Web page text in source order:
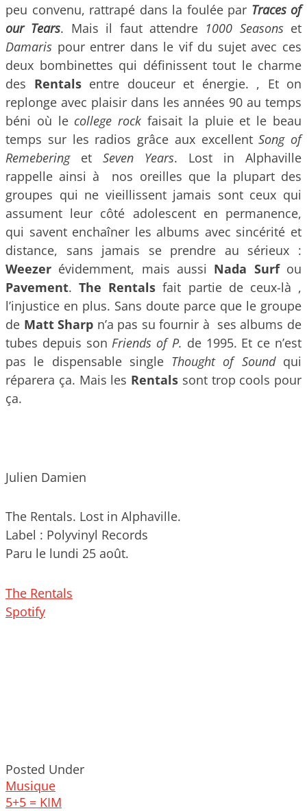
peu convenu, rattrapé dans la foulée par Traces of
our Tears. Mais il faut attendre 1000 Seasonset
Damaris pour entrer dans le vif du sujet avec ces
deux bombinettes qui définissent tout le charme
des Rentalsentre douceur et énergie. , Et on
replonge avec plaisir dans les années 90 au temps
béni où le college rock faisait la pluie et le beau
temps sur les radios grâce aux excellentSong of
Remeberinget Seven Years. Lost in Alphaville
rappelle ainsi à nos oreilles que la plupart des
groupes qui ne vieillissent jamais sont ceux qui
assument leur côté adolescent en permanence,
qui savent enchaîner les albums avec sincérité et
distance, sans jamais se prendre au sérieux :
Weezer évidemment, mais aussi Nada Surfou
Pavement.The Rentals fait partie de ceux-là ,
l’injustice en plus. Sans doute parce que le groupe
de Matt Sharp n’a pas su fournir à ses albums de
tubes depuis son Friends of P. de 1995. Et ce n’est
pas le dispensable single Thought of Soundqui
réparera ça. Mais les Rentals sont trop cools pour
ça.
Julien Damien
The Rentals. Lost in Alphaville.
Label : Polyvinyl Records
Paru le lundi 25 août.
The Rentals
Spotify
Posted Under
Musique
Post
5+5 = KIM